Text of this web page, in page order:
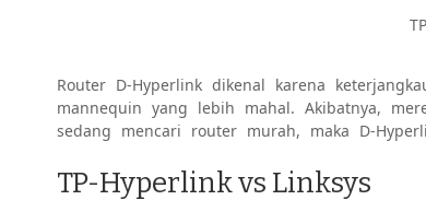
Router D-Hyperlink dikenal karena
mannequin yang lebih mahal. Akibatnya,
sedang mencari router murah, maka D-
TP-Hyperlink vs Linksys